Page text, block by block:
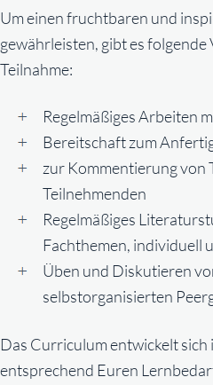
Um einen fruchtbaren und
gewährleisten, gibt es
Teilnahme:
Regelmäßiges Arbeiten
Bereitschaft zum
zur Kommentierung
Teilnehmenden
Regelmäßiges
Fachthemen, individuell
Üben und Diskutieren
selbstorganisierten
Das Curriculum entwickelt
entsprechend Euren